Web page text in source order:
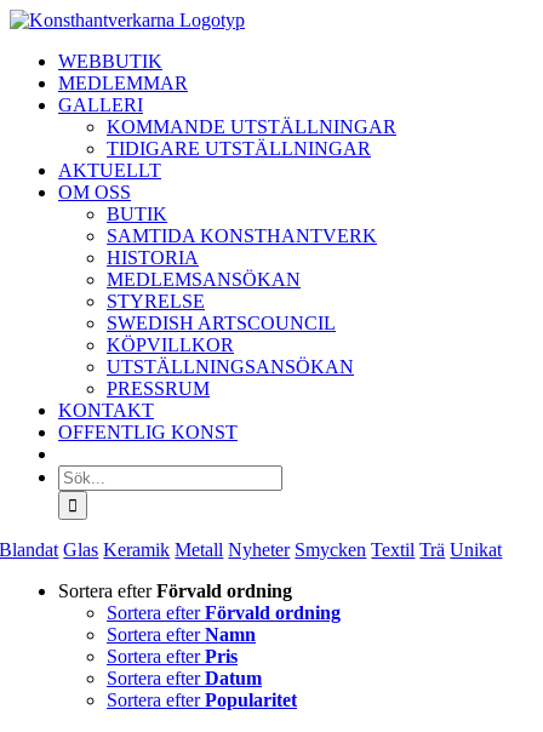
Fortsätt
innehålletWEBBUTIK
MEDLEMMAR
GALLERI
KOMMANDE UTSTÄLLNINGAR
TIDIGARE UTSTÄLLNINGAR
AKTUELLT
OM OSS
BUTIK
SAMTIDA KONSTHANTVERK
HISTORIA
MEDLEMSANSÖKAN
STYRELSE
SWEDISH ARTSCOUNCIL
KÖPVILLKOR
UTSTÄLLNINGSANSÖKAN
PRESSRUM
KONTAKT
OFFENTLIG KONST
Sök
efter:
Blandat Glas Keramik Metall Nyheter Smycken Textil Trä Unikat
Sortera efterFörvald ordning
Sortera efterFörvald ordning
Sortera efterNamn
Sortera efterPris
Sortera efterDatum
Sortera efterPopularitet